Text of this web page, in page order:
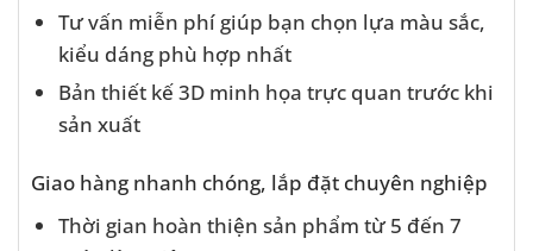
Tư vấn miễn phí giúp bạn chọn lựa màu sắc,
kiểu dáng phù hợp nhất
Bản thiết kế 3D minh họa trực quan trước khi
sản xuất
Giao hàng nhanh chóng, lắp đặt chuyên nghiệp
Thời gian hoàn thiện sản phẩm từ 5 đến 7